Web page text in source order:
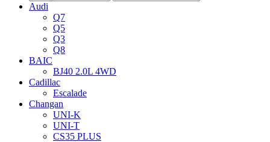
Audi
Q7
Q5
Q3
Q8
BAIC
BJ40 2.0L 4WD
Cadillac
Escalade
Changan
UNI-K
UNI-T
CS35 PLUS